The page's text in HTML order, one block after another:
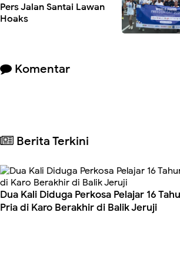
Pers Jalan Santai Lawan
Hoaks
Komentar
Berita Terkini
Dua Kali Diduga Perkosa Pelajar 16
Pria di Karo Berakhir di Balik Jeruji